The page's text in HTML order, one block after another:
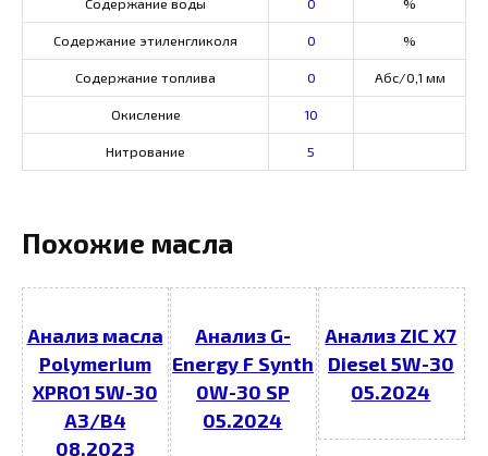
Содержание этиленгликоля 0 %
Содержание топлива 0 Абс/0,1 мм
Окисление 10
Нитрование 5
Похожие масла
Анализ масла
Polymerium
XPRO1 5W-30
A3/B4
08.2023
Анализ G-
Energy F Synth
0W-30 SP
05.2024
Анализ ZIC X7
Diesel 5W-30
05.2024